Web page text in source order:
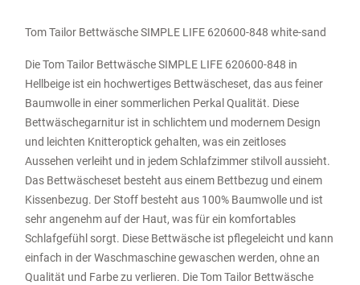
Tom Tailor Bettwäsche SIMPLE LIFE 620600-848 white-sand
Die Tom Tailor Bettwäsche SIMPLE LIFE 620600-848 in
Hellbeige ist ein hochwertiges Bettwäscheset, das aus feiner
Baumwolle in einer sommerlichen Perkal Qualität. Diese
Bettwäschegarnitur ist in schlichtem und modernem Design
und leichten Knitteroptick gehalten, was ein zeitloses
Aussehen verleiht und in jedem Schlafzimmer stilvoll aussieht.
Das Bettwäscheset besteht aus einem Bettbezug und einem
Kissenbezug. Der Stoff besteht aus 100% Baumwolle und ist
sehr angenehm auf der Haut, was für ein komfortables
Schlafgefühl sorgt. Diese Bettwäsche ist pflegeleicht und kann
einfach in der Waschmaschine gewaschen werden, ohne an
Qualität und Farbe zu verlieren. Die Tom Tailor Bettwäsche